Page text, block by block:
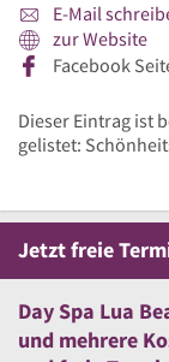
E-Mail
zur Website
Facebook
Dieser Eintrag ist
gelistet:
Jetztfreie
Day Spa Lua
und mehrere